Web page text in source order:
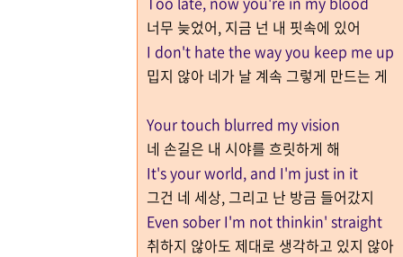
너무 늦었어, 지금 넌 내 핏속에 있어
I don't hate the way you keep me up
밉지 않아 네가 날 계속 그렇게 만드는 게
Your touch blurred my vision
네 손길은 내 시야를 흐릿하게 해
It's your world, and I'm just in it
그건 네 세상, 그리고 난 방금 들어갔지
Even sober I'm not thinkin' straight
취하지 않아도 제대로 생각하고 있지 않아